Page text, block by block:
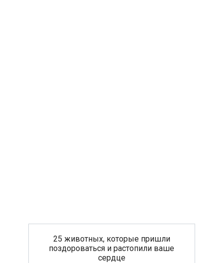
25 животных, которые пришли
поздороваться и растопили ваше
сердце